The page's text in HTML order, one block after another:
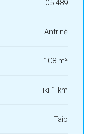
05-489
Antrinė
108 m²
iki 1 km
Taip